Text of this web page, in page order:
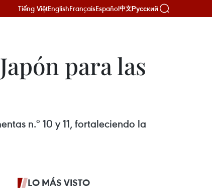
Tiếng ViệtEnglishFrançaisEspañol中文Русский
para las
n.º 10 y 11, fortaleciendo la
LO MÁS VISTO